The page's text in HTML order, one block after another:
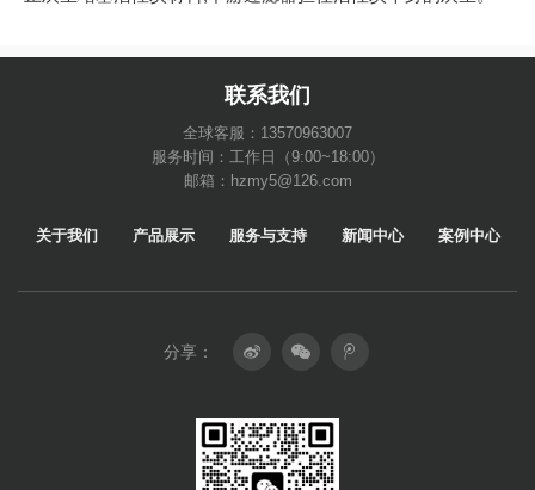
联系我们
全球客服：13570963007
服务时间：工作日（9:00~18:00）
邮箱：hzmy5@126.com
关于我们 产品展示 服务与支持 新闻中心 案例中心
分享：